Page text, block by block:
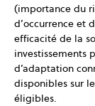
(importance du
d’occurrence et
efficacité de la
investissements
d’adaptation
disponibles sur
éligibles.